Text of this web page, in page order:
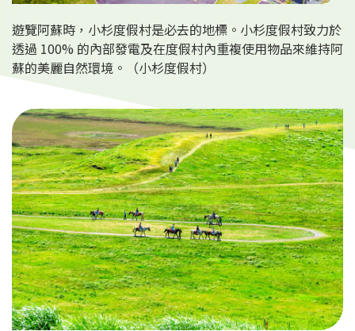
遊覽阿蘇時，小杉度假村是必去的地標。小杉度假村致力於
透過 100% 的內部發電及在度假村內重複使用物品來維持阿
蘇的美麗自然環境。（小杉度假村）